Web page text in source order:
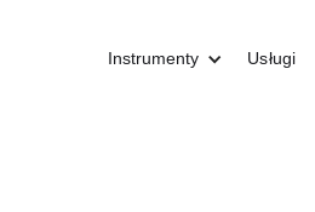
Instrumenty Usługi